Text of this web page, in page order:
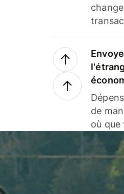
de
où que